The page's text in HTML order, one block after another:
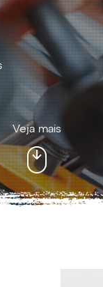
Veja mais